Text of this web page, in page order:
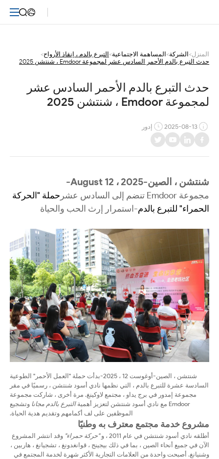
التبرع
بالدم
الأحمر
السادس
عشر
لمجموعة
Emdoor
شنتشن
2025
المنزل>الشركة>المساهمة الاجتماعية>التبرع بالدم ، إنقاذ الأرواح>
حدث التبرع بالدم الأحمر السادس عشر لمجموعة Emdoor ، شنتشن 2025
حدث التبرع بالدم الأحمر السادس عشر
لمجموعة Emdoor ، شنتشن 2025
2025-08-13 إدور
شنتشن ، الصين-August 12 ، 2025 -
مجموعة Emdoor تنضم إلى السادس عشر
حملة "الحركة
الحمراء" للتبرع بالدم-استمرار إرث الحب والحياة
شنتشن ، الصين-أوغوست 12 ، 2025-بدأت حملة "العمل الأحمر" الطوعية
السادسة عشرة للتبرع بالدم ، التي نظمها نادي أسود شنتشن ، رسميًا في مقر
مجموعة إمدور في برج يداو ، مجتمع لاوكينغ. مرة أخرى ، شاركت مجموعة
Emdoor مع نادي أسود شنتشن لتعزيز أهمية
التبرع بالدم مجانا وتشجيع
الموظفين على لف أكمامهم وتقديم هدية الحياة.
مشروع خدمة مجتمع معترف به وطنيًا
أطلقه نادي أسود شنتشن في عام 2011 ، و "حركة حمراء" وقد انتشر المشروع
الآن في جميع أنحاء الصين ، بما في ذلك بيجينج ، قوانغدونغ ، تشجيانغ ، هاربين ،
وشنيانغ. أصبحت واحدة من العلامات التجارية الأكثر شهرة لخدمة المجتمع في